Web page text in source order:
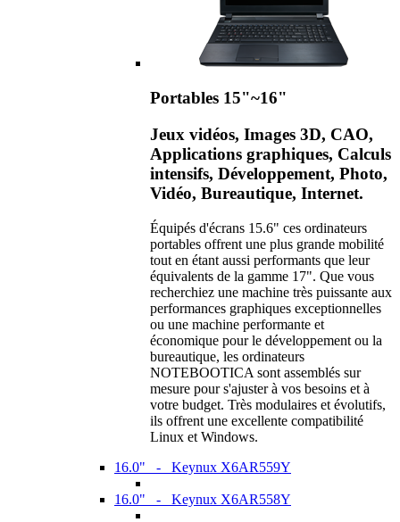
Portables 15"~16"
Jeux vidéos, Images 3D, CAO,
Applications graphiques, Calculs
intensifs, Développement, Photo,
Vidéo, Bureautique, Internet.
Équipés d'écrans 15.6" ces ordinateurs
portables offrent une plus grande mobilité
tout en étant aussi performants que leur
équivalents de la gamme 17". Que vous
recherchiez une machine très puissante aux
performances graphiques exceptionnelles
ou une machine performante et
économique pour le développement ou la
bureautique, les ordinateurs
NOTEBOOTICA sont assemblés sur
mesure pour s'ajuster à vos besoins et à
votre budget. Très modulaires et évolutifs,
ils offrent une excellente compatibilité
Linux et Windows.
16.0" - Keynux X6AR559Y
16.0" - Keynux X6AR558Y